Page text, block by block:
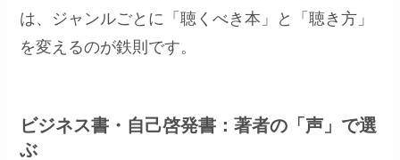
は、ジャンルごとに「聴くべき本」と「聴き方」
を変えるのが鉄則です。
ビジネス書・自己啓発書：著者の「声」で選
ぶ